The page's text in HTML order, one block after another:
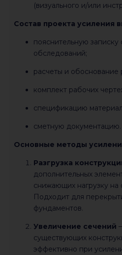
(визуального и/или
Состав проекта усиления
пояснительную записку
обследований;
расчеты и
комплект рабочих
спецификацию
сметную документацию.
Основные методы
Разгрузка
дополнительных
снижающих нагрузку на
Подходит для
фундаментов.
Увеличение сечений
существующих
эффективно при